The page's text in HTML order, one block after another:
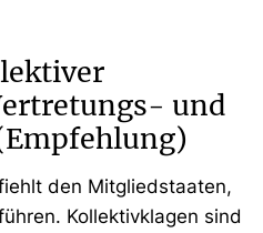
und
den Mitgliedstaaten,
Kollektivklagen sind